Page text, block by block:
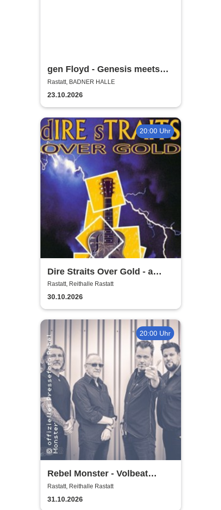
gen Floyd - Genesis meets
Pink Floyd
Rastatt, BADNER HALLE
23.10.2026
20:00 Uhr
Dire Straits Over Gold - a
professional Tribute
Rastatt, Reithalle Rastatt
30.10.2026
20:00 Uhr
Rebel Monster - Volbeat
Tribute
Rastatt, Reithalle Rastatt
31.10.2026